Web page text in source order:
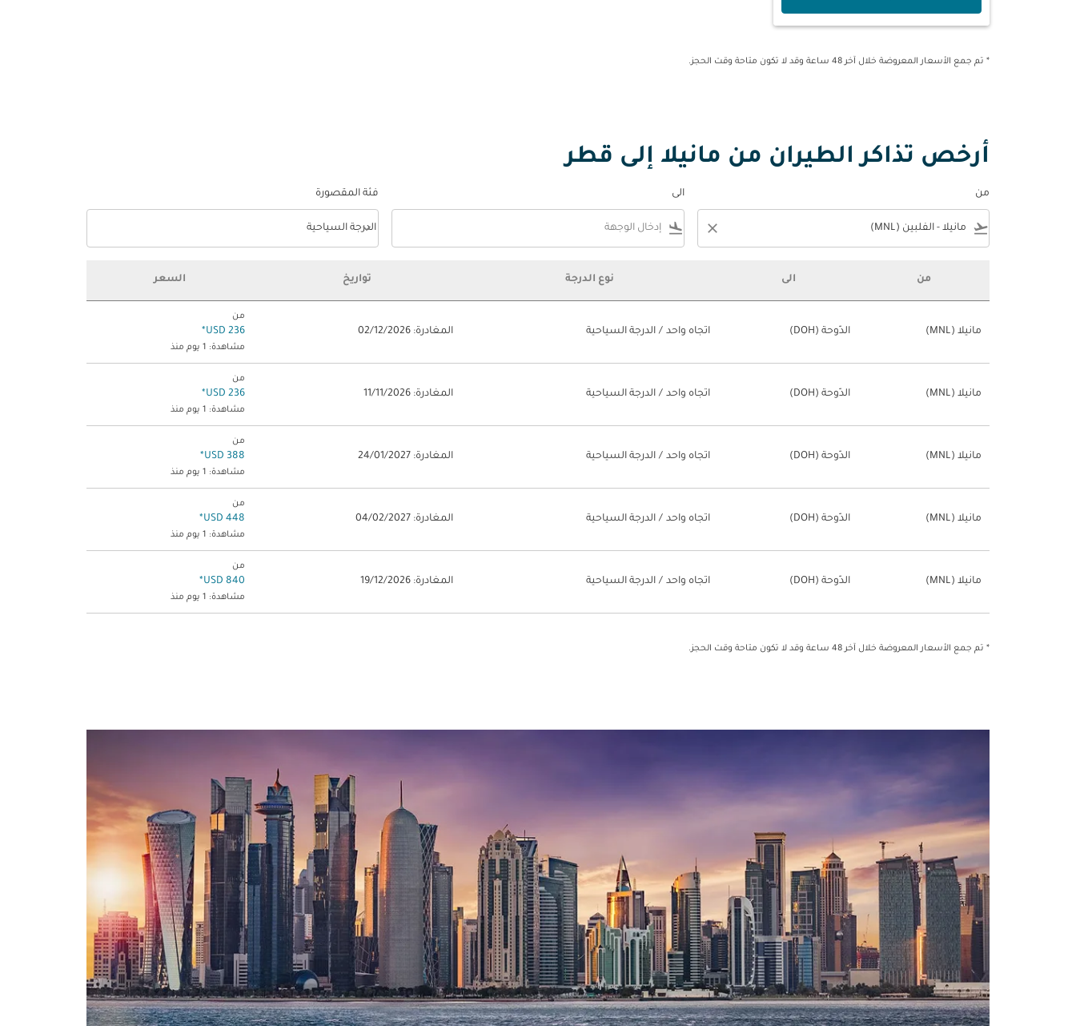
* تم جمع الأسعار المعروضة خلال آخر 48 ساعة وقد لا تكون متاحة وقت الحجز.
أرخص تذاكر الطيران من مانيلا إلى قطر
من
flight_takeoff
close
الى
flight_land
فئة المقصورة
فئة المقصورة option الدرجة السياحية Selected
الدرجة السياحية
keyboard_arrow_down
من الى نوع الدرجة تواريخ السعر
مانيلا (MNL) الدّوحة (DOH) اتجاه واحد / الدرجة السياحية المغادرة: 02/12/2026
من
236 USD
*
مشاهدة: 1 يوم منذ
مانيلا (MNL) الدّوحة (DOH) اتجاه واحد / الدرجة السياحية المغادرة: 11/11/2026
من
236 USD
*
مشاهدة: 1 يوم منذ
مانيلا (MNL) الدّوحة (DOH) اتجاه واحد / الدرجة السياحية المغادرة: 24/01/2027
من
388 USD
*
مشاهدة: 1 يوم منذ
مانيلا (MNL) الدّوحة (DOH) اتجاه واحد / الدرجة السياحية المغادرة: 04/02/2027
من
448 USD
*
مشاهدة: 1 يوم منذ
مانيلا (MNL) الدّوحة (DOH) اتجاه واحد / الدرجة السياحية المغادرة: 19/12/2026
من
840 USD
*
مشاهدة: 1 يوم منذ
* تم جمع الأسعار المعروضة خلال آخر 48 ساعة وقد لا تكون متاحة وقت الحجز.